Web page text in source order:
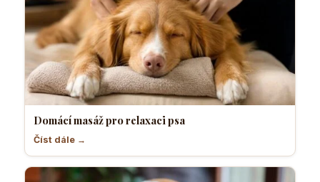
Domácí masáž pro relaxaci psa
Číst dále →